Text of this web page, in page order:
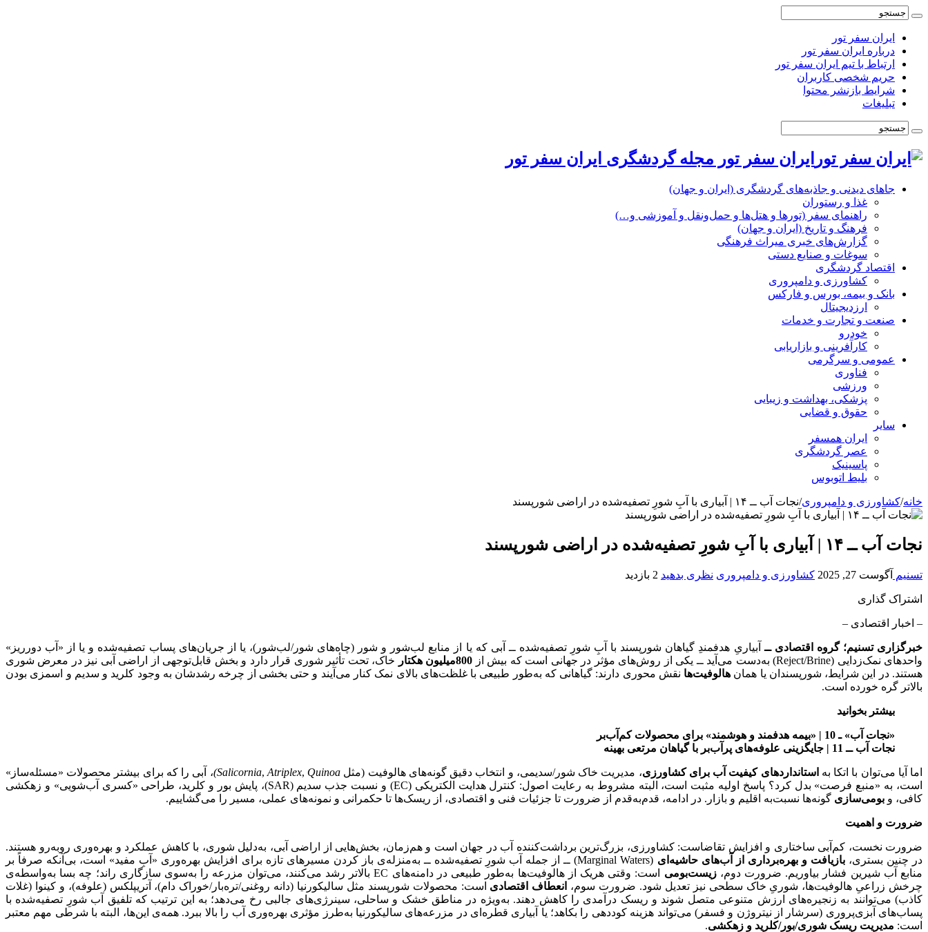
ایران سفر تور
درباره ایران سفر تور
ارتباط با تیم ایران سفر تور
حریم شخصی کاربران
شرایط بازنشر محتوا
تبلیغات
ایران سفر تور مجله گردشگری ایران سفر تور
جاهای دیدنی و جاذبه‌های گردشگری (ایران و جهان)
غذا و رستوران
راهنمای سفر (تورها و هتل‌ها و حمل‌و‌نقل و آموزشی و…)
فرهنگ و تاریخ (ایران و جهان)
گزارش‌های خبری میراث فرهنگی
سوغات و صنایع دستی
اقتصاد گردشگری
کشاورزی و دامپروری
بانک و بیمه، بورس و فارکس
ارزدیجیتال
صنعت و تجارت و خدمات
خودرو
کارآفرینی و بازاریابی
عمومی و سرگرمی
فناوری
ورزشی
پزشکی، بهداشت و زیبایی
حقوق و قضایی
سایر
ایران همسفر
عصر گردشگری
پاسینیک
بلیط اتوبوس
خانه/کشاورزی و دامپروری/نجات آب ــ ۱۴ | آبیاری با آبِ شورِ تصفیه‌شده در اراضی شورپسند
نجات آب ــ ۱۴ | آبیاری با آبِ شورِ تصفیه‌شده در اراضی شورپسند
تسنیم آگوست 27, 2025 کشاورزی و دامپروری نظری بدهید 2 بازدید
اشتراک گذاری
– اخبار اقتصادی –
خبرگزاری تسنیم؛ گروه اقتصادی ــ آبیاریِ هدفمندِ گیاهان شورپسند با آبِ شورِ تصفیه‌شده ــ آبی که یا از منابع لب‌شور و شور (چاه‌های شور/لب‌شور)، یا از جریان‌های پساب تصفیه‌شده و یا از «آب دورریز»
واحدهای نمک‌زدایی (Reject/Brine) به‌دست می‌آید ــ یکی از روش‌های مؤثر در جهانی است که بیش از
800میلیون هکتار
خاک، تحت تأثیر شوری قرار دارد و بخش قابل‌توجهی از اراضی آبی نیز در معرض شوری
هستند. در این شرایط، شورپسندان یا همان هالوفیت‌ها نقش محوری دارند: گیاهانی که به‌طور طبیعی با غلظت‌های بالای نمک کنار می‌آیند و حتی بخشی از چرخه رشدشان به وجود کلرید و سدیم و اسمزی بودن
بالاتر گره خورده است.
بیشتر بخوانید
«نجات آب» ـ 10 | «بیمه هدفمند و هوشمند» برای محصولات کم‌آب‌بر
نجات آب ــ 11 | جایگزینی علوفه‌های پرآب‌بر با گیاهان مرتعی بهینه
اما آیا می‌توان با اتکا به استانداردهای کیفیت آب برای کشاورزی، مدیریت خاک شور/سدیمی، و انتخاب دقیق گونه‌های هالوفیت (مثل Salicornia, Atriplex, Quinoa
)، آبی را که برای بیشتر محصولات «مسئله‌ساز»
است، به «منبع فرصت» بدل کرد؟ پاسخ اولیه مثبت است، البته مشروط به رعایت اصول: کنترل هدایت الکتریکی (EC) و نسبت جذب سدیم (SAR)، پایش بور و کلرید، طراحی «کسری آب‌شویی» و زهکشی
کافی، و بومی‌سازی گونه‌ها نسبت‌به اقلیم و بازار. در ادامه، قدم‌به‌قدم از ضرورت تا جزئیات فنی و اقتصادی، از ریسک‌ها تا حکمرانی و نمونه‌های عملی، مسیر را می‌گشاییم.
ضرورت و اهمیت
ضرورت نخست، کم‌آبی ساختاری و افزایش تقاضاست: کشاورزی، بزرگ‌ترین برداشت‌کننده آب در جهان است و هم‌زمان، بخش‌هایی از اراضی آبی، به‌دلیل شوری، با کاهش عملکرد و بهره‌وری روبه‌رو هستند.
در چنین بستری،بازیافت و بهره‌برداری از آب‌های حاشیه‌ای
(Marginal Waters) ــ از جمله آب شورِ تصفیه‌شده ــ به‌منزله‌ی باز کردن مسیرهای تازه برای افزایش بهره‌وری «آبِ مفید» است، بی‌آنکه صرفاً بر
منابع آب شیرین فشار بیاوریم. ضرورت دوم،زیست‌بومی
است: وقتی هریک از هالوفیت‌ها به‌طور طبیعی در دامنه‌های EC بالاتر رشد می‌کنند، می‌توان مزرعه را به‌سوی سازگاری راند؛ چه بسا به‌واسطه‌ی
چرخش زراعیِ هالوفیت‌ها، شوریِ خاک سطحی نیز تعدیل شود. ضرورت سوم، انعطاف اقتصادی است: محصولات شورپسند مثل سالیکورنیا (دانه روغنی/تره‌بار/خوراک دام)، آتریپلکس (علوفه)، و کینوا (غلات
کاذب) می‌توانند به زنجیره‌های ارزش متنوعی متصل شوند و ریسک درآمدی را کاهش دهند. به‌ویژه در مناطق خشک و ساحلی، سینرژی‌های جالبی رخ می‌دهد؛ به این ترتیب که تلفیق آب شورِ تصفیه‌شده با
پساب‌های آبزی‌پروری (سرشار از نیتروژن و فسفر) می‌تواند هزینه کوددهی را بکاهد؛ یا آبیاری قطره‌ای در مزرعه‌های سالیکورنیا به‌طرز مؤثری بهره‌وری آب را بالا ببرد. همه‌ی این‌ها، البته با شرطی مهم معتبر
است: مدیریت ریسک شوری/بور/کلرید و زهکشی.